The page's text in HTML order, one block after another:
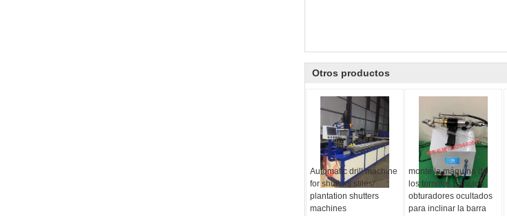
Otros productos
Automatic drill machine
for shutters stiles/
plantation shutters
machines
monte la máquina de
los tornillos para los
obturadores ocultados
para inclinar la barra